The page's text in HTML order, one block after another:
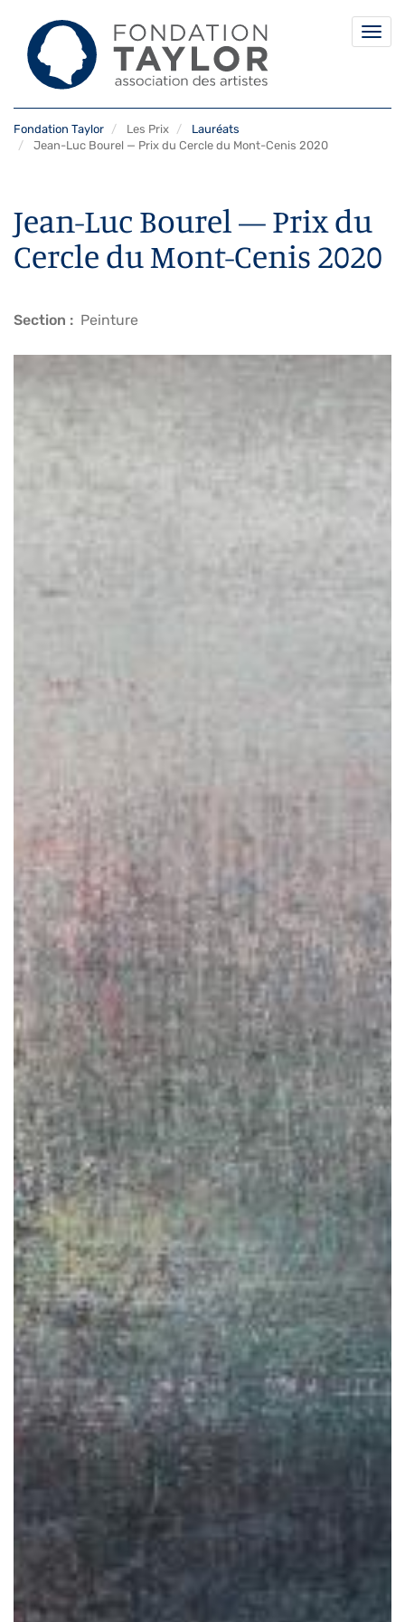
au
Fondation Taylor Les Prix
Lauréats
Jean-Luc Bourel — Prix du Cercle du Mont-Cenis 2020
Jean-Luc Bourel — Prix du
Cercle du Mont-Cenis 2020
Section Peinture